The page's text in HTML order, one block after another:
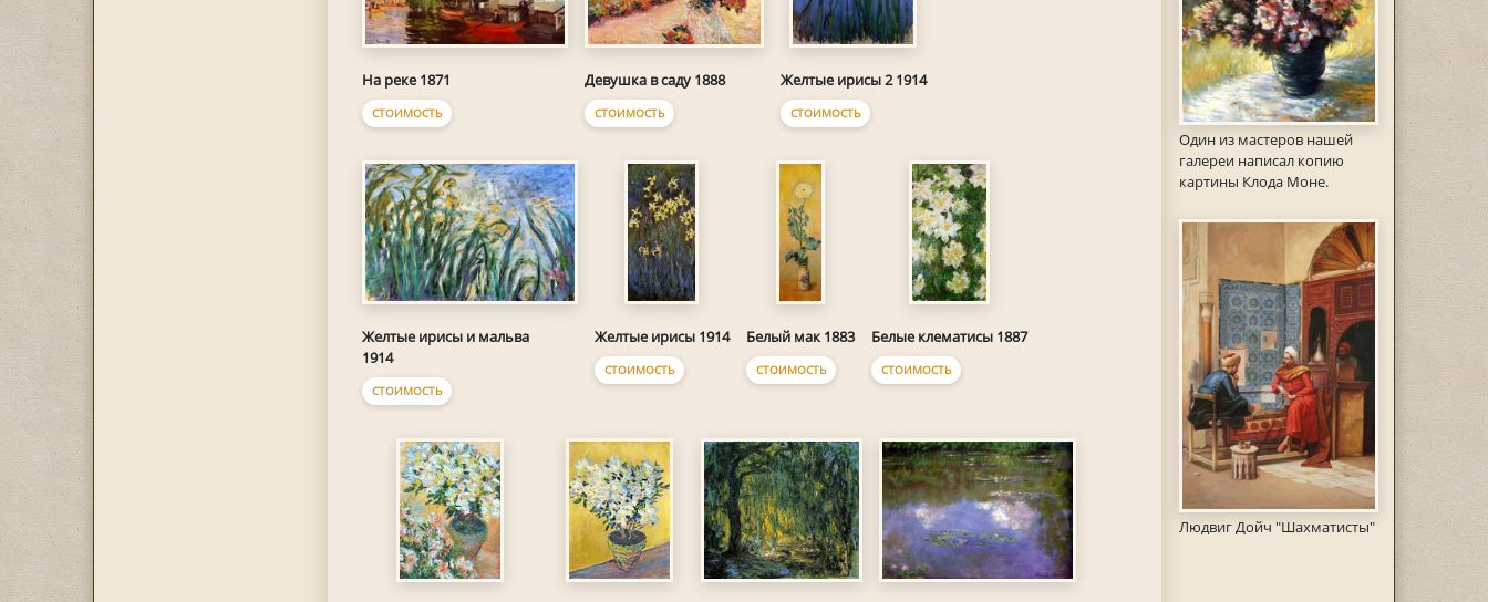
Один из мастеров нашей
галереи написал копию
картины Клода Моне.
Людвиг Дойч "Шахматисты"
На реке 1871
СТОИМОСТЬ
Девушка в саду 1888
СТОИМОСТЬ
Желтые ирисы 2 1914
СТОИМОСТЬ
Желтые ирисы и мальва
1914
СТОИМОСТЬ
Желтые ирисы 1914
СТОИМОСТЬ
Белый мак 1883
СТОИМОСТЬ
Белые клематисы 1887
СТОИМОСТЬ